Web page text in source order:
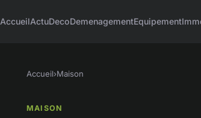
AccueilActuDecoDemenagementEquipement
Accueil›Maison
MAISON